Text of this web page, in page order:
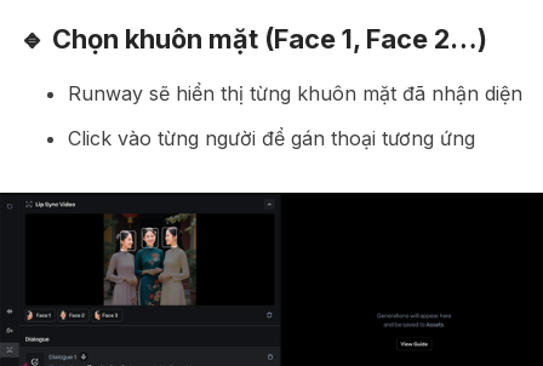
🔹 Chọn khuôn mặt (Face 1, Face 2…)
Runway sẽ hiển thị từng khuôn mặt đã nhận diện
Click vào từng người để gán thoại tương ứng